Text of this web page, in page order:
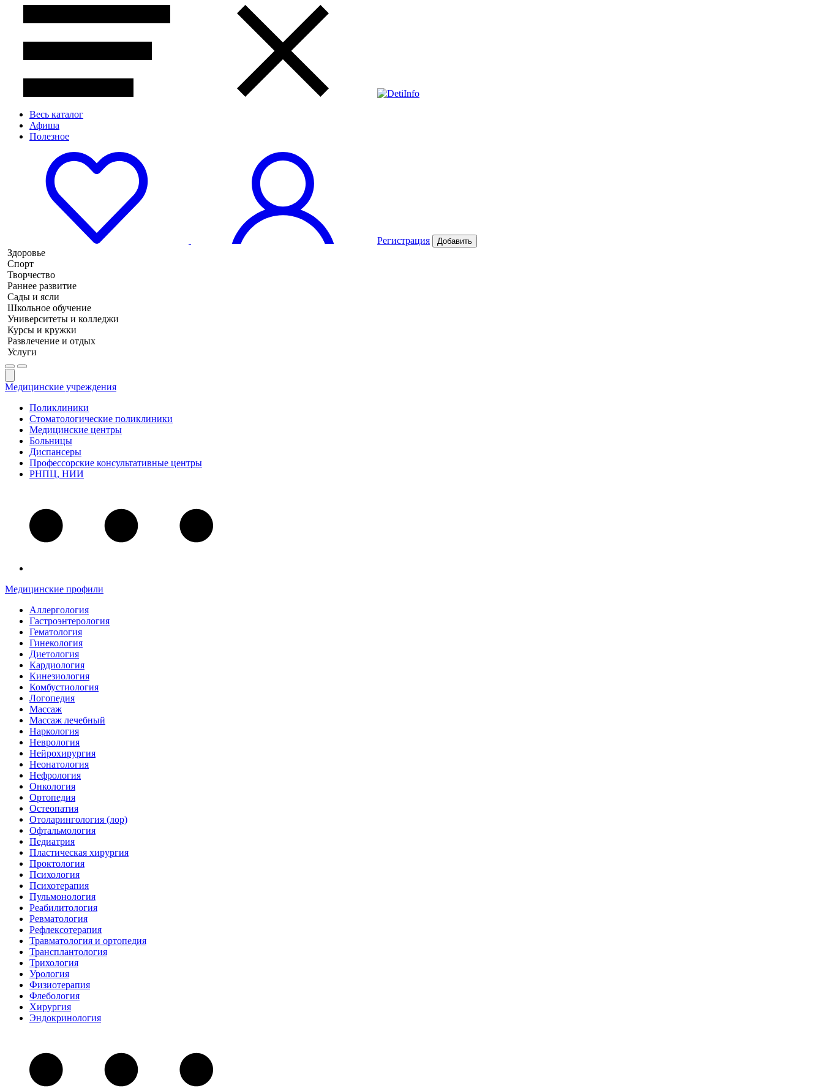
Весь каталог
Афиша
Полезное
Регистрация Добавить
Здоровье
Спорт
Творчество
Раннее развитие
Сады и ясли
Школьное обучение
Университеты и колледжи
Курсы и кружки
Развлечение и отдых
Услуги
Медицинские учреждения
Поликлиники
Стоматологические поликлиники
Медицинские центры
Больницы
Диспансеры
Профессорские консультативные центры
РНПЦ, НИИ
Медицинские профили
Аллергология
Гастроэнтерология
Гематология
Гинекология
Диетология
Кардиология
Кинезиология
Комбустиология
Логопедия
Массаж
Массаж лечебный
Наркология
Неврология
Нейрохирургия
Неонатология
Нефрология
Онкология
Ортопедия
Остеопатия
Отоларингология (лор)
Офтальмология
Педиатрия
Пластическая хирургия
Проктология
Психология
Психотерапия
Пульмонология
Реабилитология
Ревматология
Рефлексотерапия
Травматология и ортопедия
Трансплантология
Трихология
Урология
Физиотерапия
Флебология
Хирургия
Эндокринология